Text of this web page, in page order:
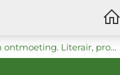
Een huis voor boeken, cultuur en ontmoeting. Literair, progressief en coöperatief.